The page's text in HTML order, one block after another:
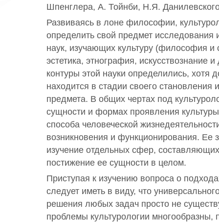
Шпенглера, А. Тойнби, Н.Я.
Развиваясь в лоне философии,
определить свой предмет исследования
наук, изучающих культуру (философия и
эстетика, этнография, искусствознание
контуры этой науки определились, хотя
находится в стадии своего становления
предмета. В общих чертах под
сущности и формах проявления
способа человеческой
возникновения и функционирования. Ее
изучение отдельных сфер, составляющих
постижение ее сущности в целом.
Приступая к изучению вопроса о
следует иметь в виду, что
решения любых задач просто не
проблемы культурологии многообразны,